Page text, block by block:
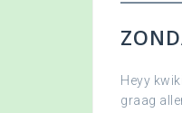
Heyy
graag